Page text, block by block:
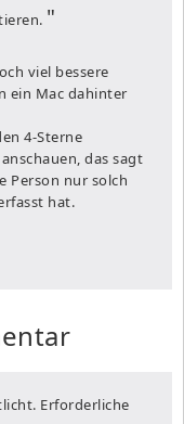
viel bessere
ein Mac dahinter
4-Sterne
das sagt
Person nur solch
hat.
Erforderliche